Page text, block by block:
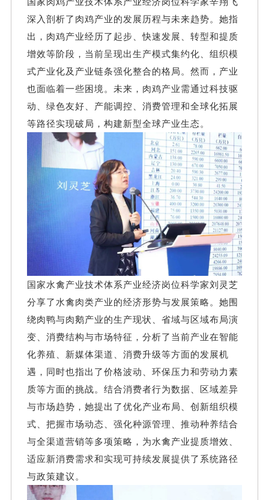
深入剖析了肉鸡产业的发展历程与未来趋势。她指
出，肉鸡产业经历了起步、快速发展、转型和提质
增效等阶段，当前呈现出生产模式集约化、组织模
式产业化及产业链条强化整合的格局。然而，产业
也面临着一些困境。未来，肉鸡产业需通过科技驱
动、绿色友好、产能调控、消费管理和全球化拓展
等路径实现破局，构建新型全球产业生态。
国家水禽产业技术体系产业经济岗位科学家刘灵芝
分享了水禽肉类产业的经济形势与发展策略。她围
绕肉鸭与肉鹅产业的生产现状、省域与区域布局演
变、消费结构与市场特征，分析了当前产业在智能
化养殖、新媒体渠道、消费升级等方面的发展机
遇，同时也指出了价格波动、环保压力和劳动力素
质等方面的挑战。结合消费者行为数据、区域差异
与市场趋势，她提出了优化产业布局、创新组织模
式、把握市场动态、强化种源管理、推动种养结合
与全渠道营销等多项策略，为水禽产业提质增效、
适应新消费需求和实现可持续发展提供了系统路径
与政策建议。